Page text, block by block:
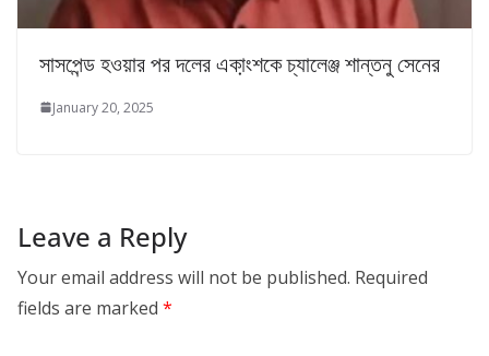
সাসপেন্ড হওয়ার পর দলের একা়ংশকে চ্যালেঞ্জ শান্তনু সেনের
January 20, 2025
Leave a Reply
Your email address will not be published. Required
fields are marked *